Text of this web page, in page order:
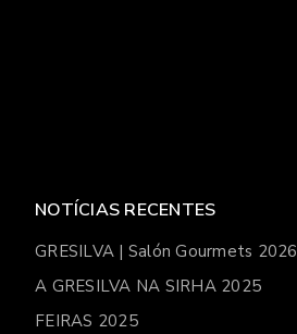
NOTÍCIAS RECENTES
GRESILVA | Salón Gourmets 2026
A GRESILVA NA SIRHA 2025
FEIRAS 2025